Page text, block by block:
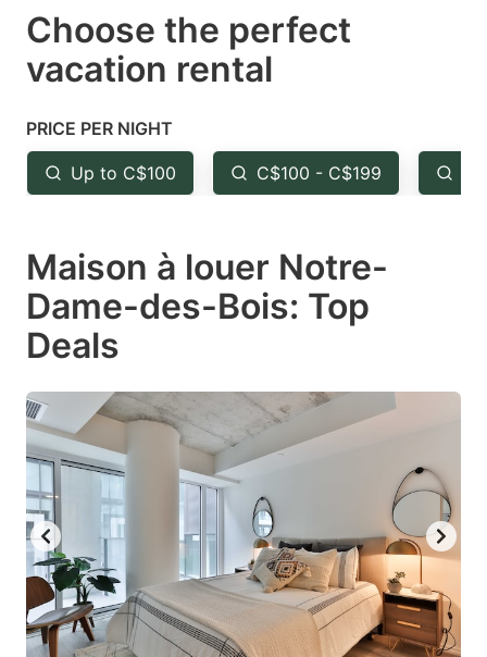
select
a
Press
the
question
key
to
get
the
keyboard
shortcuts
for
changing
dates.
select
the
question
key
to
keyboard
shortcuts
Choose the perfect
vacation rental
PRICE PER NIGHT
Up to C$100 C$100 - C$199
Maison à louer Notre-
Dame-des-Bois: Top
Deals